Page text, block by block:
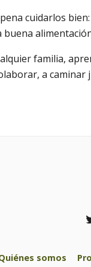
cuidarlos
familia,
a caminar
somos